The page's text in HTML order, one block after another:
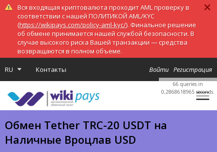
Вся входящая криптовалюта проходит AML проверку в
соответствии с нашей ПОЛИТИКОЙ AML/KYC
(https://wikipays.com/policy-aml-kyc/). Финальное решение
об обмене принимается нашей службой безопасности. В
случае высокого риска Вашей транзакции — средства
возвращаются в полном объеме.
RU Контакты Регистрация
Войти
Обмен Tether TRC-20 USDT на
Наличные Вроцлав USD
66 queries in
0,2868618965 seconds.